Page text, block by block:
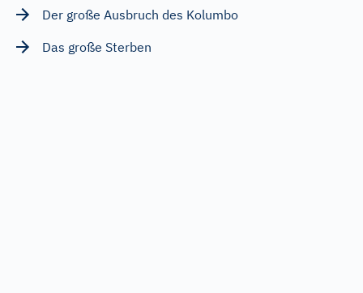
Der große Ausbruch des Kolumbo
Das große Sterben